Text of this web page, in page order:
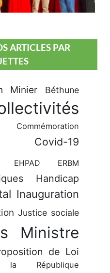
ARTICLES PAR
Minier Béthune
Commémoration
Covid-19
EHPAD ERBM
Handicap
Inauguration
Justice sociale
Ministre
de Loi
République